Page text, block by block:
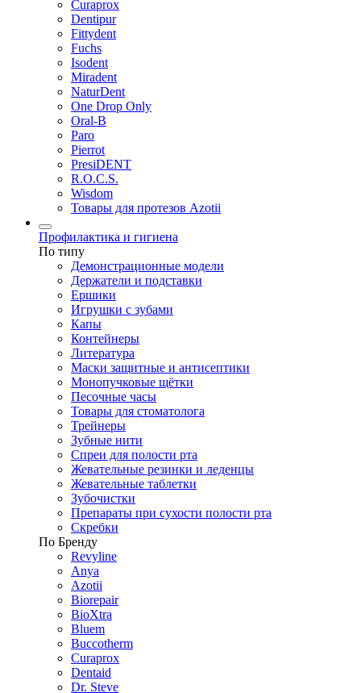
Curaprox
Dentipur
Fittydent
Fuchs
Isodent
Miradent
NaturDent
One Drop Only
Oral-B
Paro
Pierrot
PresiDENT
R.O.C.S.
Wisdom
Товары для протезов Azotii
Профилактика и гигиена
По типу
Демонстрационные модели
Держатели и подставки
Ершики
Игрушки с зубами
Капы
Контейнеры
Литература
Маски защитные и антисептики
Монопучковые щётки
Песочные часы
Товары для стоматолога
Трейнеры
Зубные нити
Спреи для полости рта
Жевательные резинки и леденцы
Жевательные таблетки
Зубочистки
Препараты при сухости полости рта
Скребки
По Бренду
Revyline
Anya
Azotii
Biorepair
BioXtra
Bluem
Buccotherm
Curaprox
Dentaid
Dr. Steve